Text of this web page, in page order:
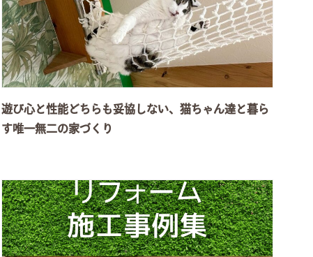
遊び心と性能どちらも妥協しない、猫ちゃん達と暮ら
す唯一無二の家づくり